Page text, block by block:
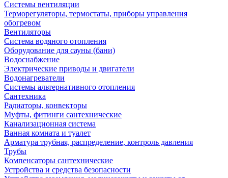
Системы вентиляции
Терморегуляторы, термостаты, приборы управления
обогревом
Вентиляторы
Система водяного отопления
Оборудование для сауны (бани)
Водоснабжение
Электрические приводы и двигатели
Водонагреватели
Системы альтернативного отопления
Сантехника
Радиаторы, конвекторы
Муфты, фитинги сантехнические
Канализационная система
Ванная комната и туалет
Арматура трубная, распределение, контроль давления
Трубы
Компенсаторы сантехнические
Устройства и средства безопасности